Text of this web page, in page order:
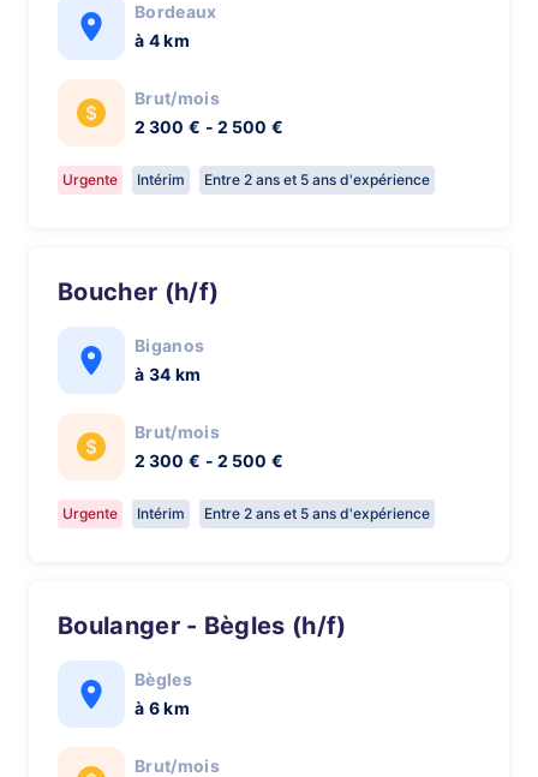
Bordeaux
à 4 km
Brut/mois
2 300 € - 2 500 €
Urgente Intérim Entre 2 ans et 5 ans d'expérience
Boucher (h/f)
Biganos
à 34 km
Brut/mois
2 300 € - 2 500 €
Urgente Intérim Entre 2 ans et 5 ans d'expérience
Boulanger - Bègles (h/f)
Bègles
à 6 km
Brut/mois